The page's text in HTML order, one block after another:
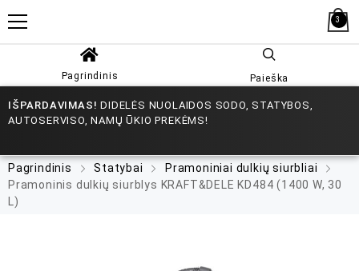
3
Pagrindinis Paieška
IŠPARDAVIMAS! DIDELĖS NUOLAIDOS SODO, STATYBOS,
AUTOSERVISO, NAMŲ ŪKIO PREKĖMS!
Pagrindinis Statybai
Pramoniniai dulkių siurbliai
Pramoninis dulkių siurblys KRAFT&DELE KD484 (1400 W, 30
L)